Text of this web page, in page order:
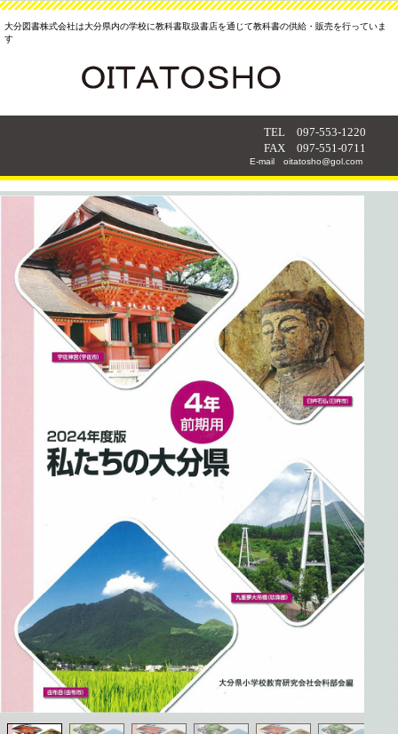
大分図書株式会社は大分県内の学校に教科書取扱書店を通じて教科書の供給・販売を行っていま
す
TEL 097-553-1220
FAX 097-551-0711
E-mail oitatosho@gol.com